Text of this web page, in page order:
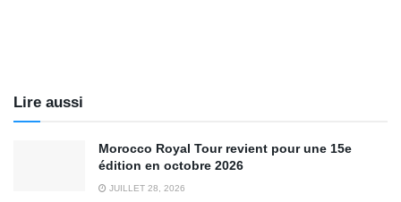
Lire aussi
Morocco Royal Tour revient pour une 15e
édition en octobre 2026
JUILLET 28, 2026